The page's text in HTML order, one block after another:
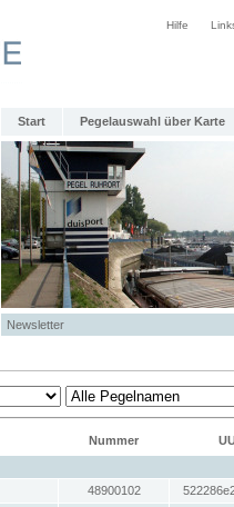
Hilfe
Start Pegelauswahl über Karte
Newsletter
Nummer
48900102